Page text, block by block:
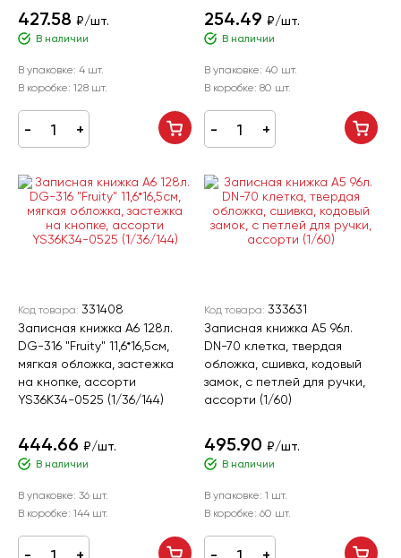
427.58 ₽/шт.
В наличии
В упаковке: 4 шт.
В коробке: 128 шт.
254.49 ₽/шт.
В наличии
В упаковке: 40 шт.
В коробке: 80 шт.
Код товара: 331408
Записная книжка А6 128л.
DG-316 "Fruity" 11,6*16,5см,
мягкая обложка, застежка
на кнопке, ассорти
YS36K34-0525 (1/36/144)
444.66 ₽/шт.
В наличии
В упаковке: 36 шт.
В коробке: 144 шт.
Код товара: 333631
Записная книжка А5 96л.
DN-70 клетка, твердая
обложка, сшивка, кодовый
замок, с петлей для ручки,
ассорти (1/60)
495.90 ₽/шт.
В наличии
В упаковке: 1 шт.
В коробке: 60 шт.